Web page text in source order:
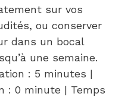
sur vos
ou conserver
dans un bocal
une semaine.
: 5 minutes |
: 0 minute | Temps